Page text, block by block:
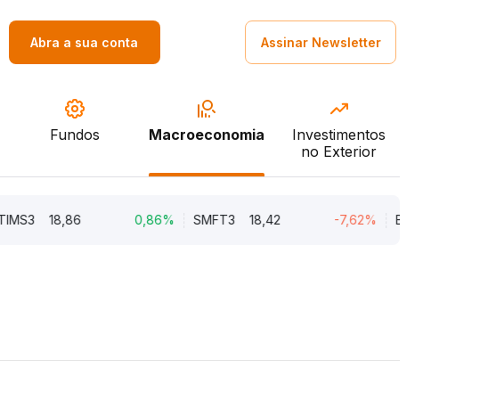
Abra a sua conta Assinar Newsletter
Fundos Macroeconomia
Investimentos
no Exterior
18,86 0,86% SMFT3 18,42 -7,62% BRAV3